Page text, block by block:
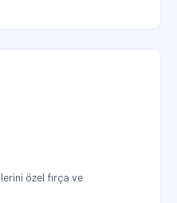
özel fırça ve